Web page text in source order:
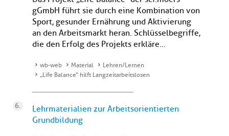
gGmbH führt sie durch eine Kombination von
Sport, gesunder Ernährung und Aktivierung
an den Arbeitsmarkt heran. Schlüsselbegriffe,
die den Erfolg des Projekts erkläre...
wb-web Material
Lehren/Lernen
„Life Balance“ hilft Langzeitarbeitslosen
Lehrmaterialien zur Arbeitsorientierten
Grundbildung